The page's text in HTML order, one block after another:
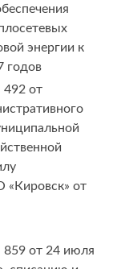
энергии к
годов
от
«Кировск» от
от 24 июля